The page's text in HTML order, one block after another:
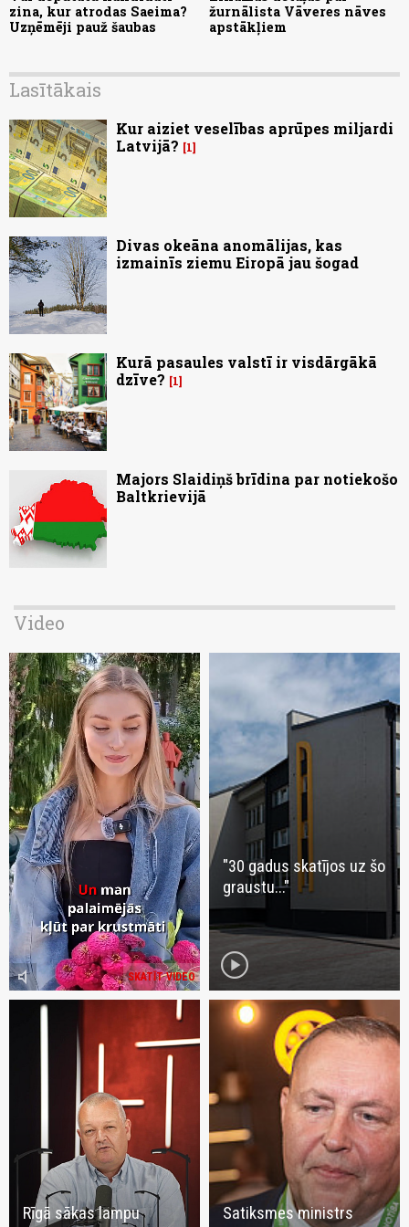
zina, kur atrodas Saeima?
Uzņēmēji pauž šaubas
žurnālista Vāveres nāves
apstākļiem
Lasītākais
Kur aiziet veselības aprūpes miljardi
Latvijā?
1
Divas okeāna anomālijas, kas
izmainīs ziemu Eiropā jau šogad
Kurā pasaules valstī ir visdārgākā
dzīve?
1
Majors Slaidiņš brīdina par notiekošo
Baltkrievijā
Video
SKATĪT VIDEO
volume_mute
"30 gadus skatījos uz šo
graustu..."
play_circle
Rīgā sākas lampu
Satiksmes ministrs